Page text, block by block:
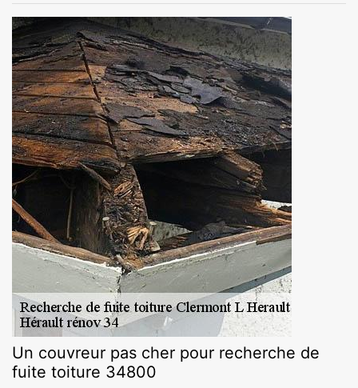
Un couvreur pas cher pour recherche de
fuite toiture 34800